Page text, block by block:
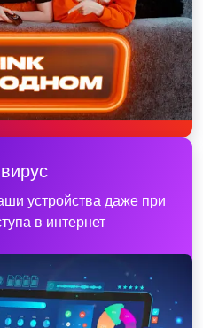
устройства даже при
в интернет